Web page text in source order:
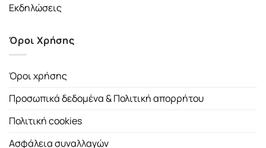
Εκδηλώσεις
Όροι Χρήσης
Όροι χρήσης
Προσωπικά δεδομένα & Πολιτική απορρήτου
Πολιτική cookies
Ασφάλεια συναλλαγών